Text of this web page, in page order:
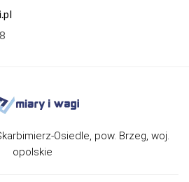
Osiedle, pow. Brzeg, woj.
opolskie